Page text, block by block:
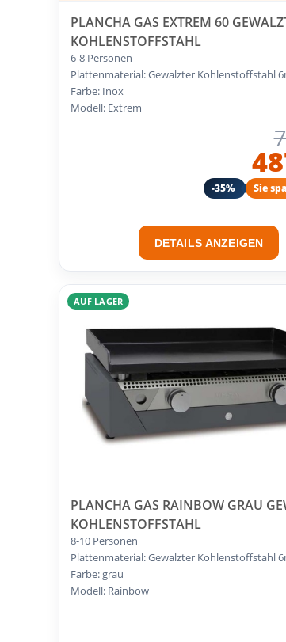
PLANCHA GAS EXTREM 60
KOHLENSTOFFSTAHL
6-8 Personen
Plattenmaterial: Gewalzter Kohlenstoffstahl
Farbe: Inox
Modell: Extrem
-35% Sie
DETAILS ANZEIGEN
AUF LAGER
PLANCHA GAS RAINBOW GRAU
KOHLENSTOFFSTAHL
8-10 Personen
Plattenmaterial: Gewalzter Kohlenstoffstahl
Farbe: grau
Modell: Rainbow